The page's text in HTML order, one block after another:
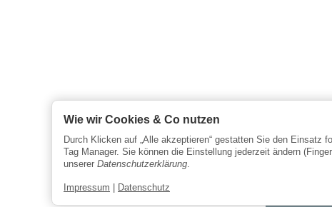
Wie wir Cookies & Co nutzen
Durch Klicken auf „Alle akzeptieren“ gestatten Sie den Einsatz
Tag Manager. Sie können die Einstellung jederzeit ändern
unserer Datenschutzerklärung.
Impressum Datenschutz